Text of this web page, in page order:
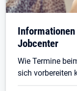
Jobcenter
Wie Termine
sich vorbereiten